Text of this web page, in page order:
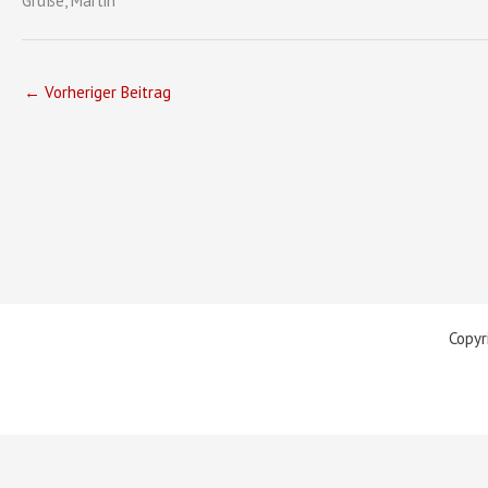
← Vorheriger Beitrag